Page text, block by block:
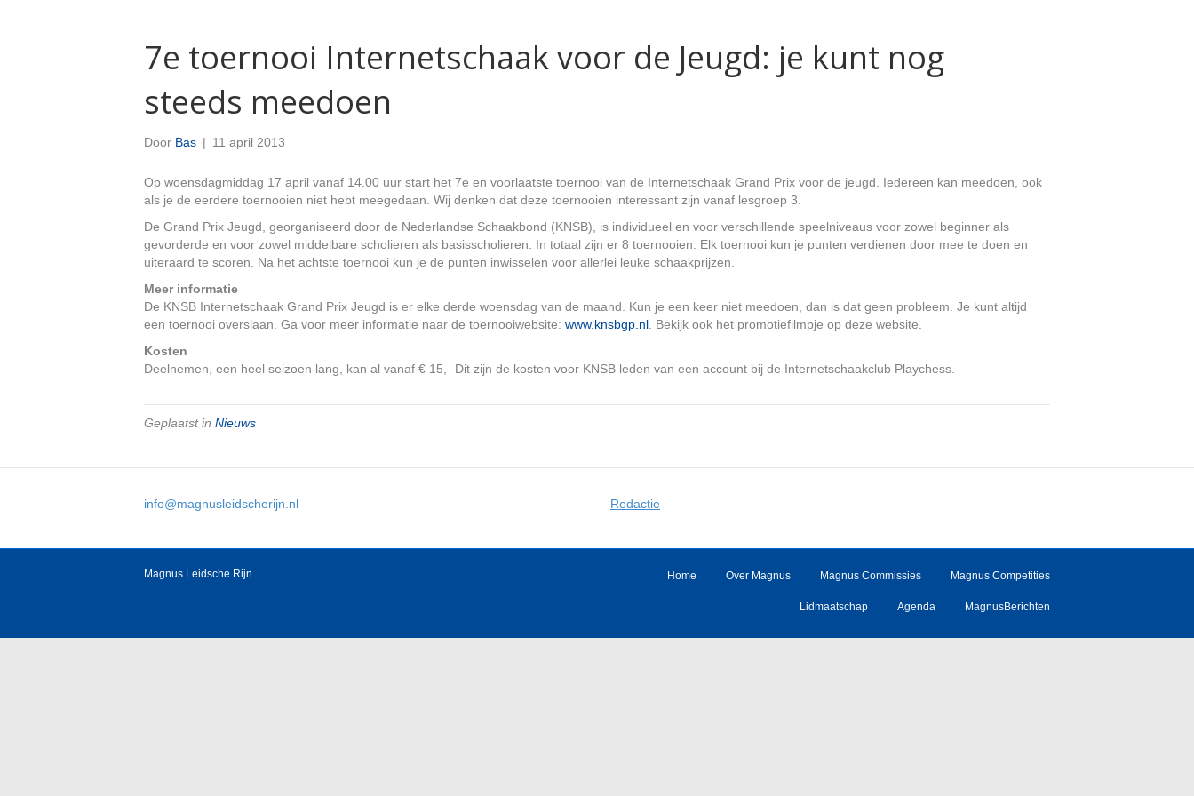
7e toernooi Internetschaak voor de Jeugd: je kunt nog
steeds meedoen
Door Bas | 11 april 2013
Op woensdagmiddag 17 april vanaf 14.00 uur start het 7e en voorlaatste toernooi van de Internetschaak Grand Prix voor de jeugd. Iedereen kan meedoen, ook
als je de eerdere toernooien niet hebt meegedaan. Wij denken dat deze toernooien interessant zijn vanaf lesgroep 3.
De Grand Prix Jeugd, georganiseerd door de Nederlandse Schaakbond (KNSB), is individueel en voor verschillende speelniveaus voor zowel beginner als
gevorderde en voor zowel middelbare scholieren als basisscholieren. In totaal zijn er 8 toernooien. Elk toernooi kun je punten verdienen door mee te doen en
uiteraard te scoren. Na het achtste toernooi kun je de punten inwisselen voor allerlei leuke schaakprijzen.
Meer informatie
De KNSB Internetschaak Grand Prix Jeugd is er elke derde woensdag van de maand. Kun je een keer niet meedoen, dan is dat geen probleem. Je kunt altijd
een toernooi overslaan. Ga voor meer informatie naar de toernooiwebsite: www.knsbgp.nl . Bekijk ook het promotiefilmpje op deze website.
Kosten
Deelnemen, een heel seizoen lang, kan al vanaf € 15,- Dit zijn de kosten voor KNSB leden van een account bij de Internetschaakclub Playchess.
Geplaatst in Nieuws
info@magnusleidscherijn.nl Redactie
Magnus Leidsche Rijn Home Over Magnus Magnus Commissies Magnus Competities
Lidmaatschap Agenda MagnusBerichten